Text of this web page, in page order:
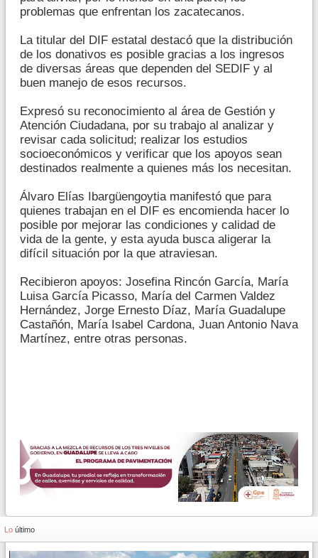
problemas que enfrentan los zacatecanos.
La titular del DIF estatal destacó que la distribución
de los donativos es posible gracias a los ingresos
de diversas áreas que dependen del SEDIF y al
buen manejo de esos recursos.
Expresó su reconocimiento al área de Gestión y
Atención Ciudadana, por su trabajo al analizar y
revisar cada solicitud; realizar los estudios
socioeconómicos y verificar que los apoyos sean
destinados realmente a quienes más los necesitan.
Álvaro Elías Ibargüengoytia manifestó que para
quienes trabajan en el DIF es encomienda hacer lo
posible por mejorar las condiciones y calidad de
vida de la gente, y esta ayuda busca aligerar la
difícil situación por la que atraviesan.
Recibieron apoyos: Josefina Rincón García, María
Luisa García Picasso, María del Carmen Valdez
Hernández, Jorge Ernesto Díaz, María Guadalupe
Castañón, María Isabel Cardona, Juan Antonio Nava
Martínez, entre otras personas.
Lo último